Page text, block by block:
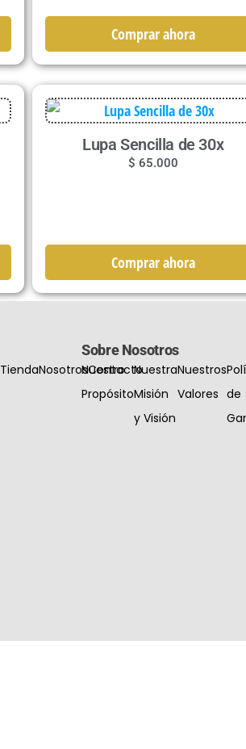
Comprar ahora
Lupa Sencilla de 30x
$ 65.000
Comprar ahora
TiendaNosotrosContacto
Sobre Nosotros
Nuestro
Propósito
Nuestra
Misión
y Visión
Nuestros
Valores de